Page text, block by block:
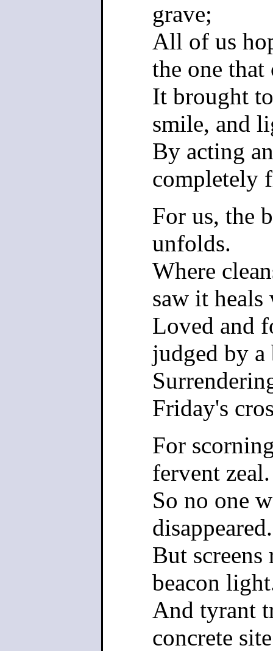
grave;
All of us
the one that
It brought
smile, and
By acting
completely
For us, the
unfolds.
Where
saw it
Loved and
judged by a
Friday's
For
fervent zeal.
So no one
disappeared.
But
beacon
And tyrant
concrete